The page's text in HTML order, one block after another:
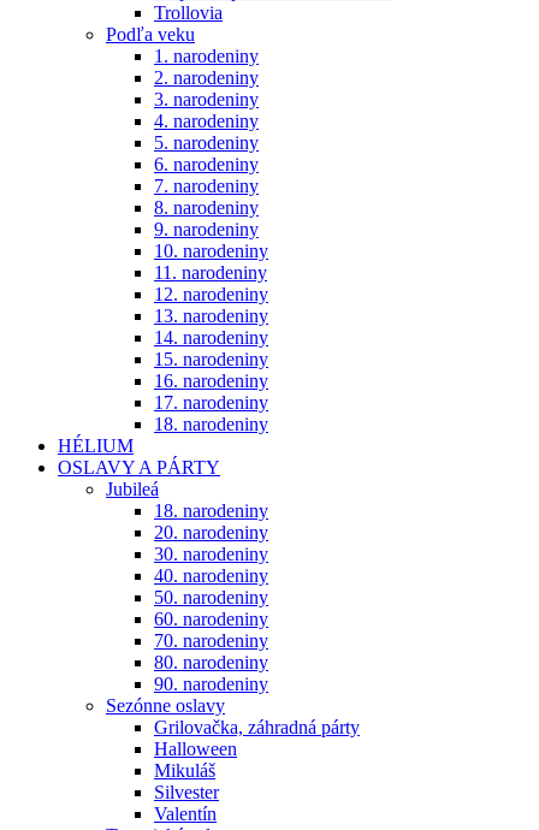
Trollovia
Podľa veku
1. narodeniny
2. narodeniny
3. narodeniny
4. narodeniny
5. narodeniny
6. narodeniny
7. narodeniny
8. narodeniny
9. narodeniny
10. narodeniny
11. narodeniny
12. narodeniny
13. narodeniny
14. narodeniny
15. narodeniny
16. narodeniny
17. narodeniny
18. narodeniny
HÉLIUM
OSLAVY A PÁRTY
Jubileá
18. narodeniny
20. narodeniny
30. narodeniny
40. narodeniny
50. narodeniny
60. narodeniny
70. narodeniny
80. narodeniny
90. narodeniny
Sezónne oslavy
Grilovačka, záhradná párty
Halloween
Mikuláš
Silvester
Valentín